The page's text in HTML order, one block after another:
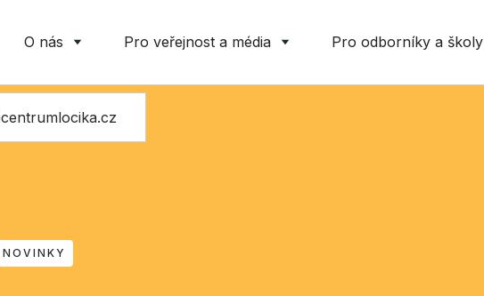
O nás Pro veřejnost a média Pro odborníky a školy
NOVINKY